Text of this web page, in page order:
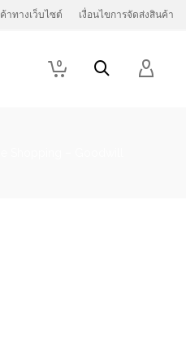
าทางเว็บไซต์ เงื่อนไขการจัดส่งสินค้า
0